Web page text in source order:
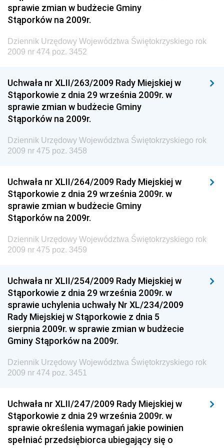
Dziennik Urzędowy Ministra Infrastruktury i Rozwoju
Dziennik Urzędowy Głównego Inspektoratu Ochrony
Środowiska
Dziennik Urzędowy Generalnej Dyrekcji Ochrony
Dziennik Urzędowy Ministerstwa Administracji,
Gospodarki Terenowej i Ochrony Środowiska
Dziennik Urzędowy Ministerstwa Administracji i
Gospodarki Przestrzennej
Dziennik Urzędowy Unii Europejskiej, L
Dziennik Urzędowy Ministerstwa Przemysłu
Chemicznego i Lekkiego
Dziennik Urzędowy Ministerstwa Rolnictwa i
Gospodarki Żywnościowej
Dziennik Urzędowy Ministra Rodziny, Pracy i Polityki
Społecznej
Dziennik Urzędowy Ministra Rozwoju
Dziennik Urzędowy Ministra Infrastruktury i
Budownictwa
Dziennik Urzędowy Ministra Gospodarki Morskiej i
Żeglugi Śródlądowej
Dziennik Urzędowy Ministra Energii
Dziennik Urzędowy Ministra Finansów
Dziennik Urzędowy Ministra Rozwoju i Finansów
Dziennik Urzędowy Wyższego Urzędu Górniczego
Dziennik Urzędowy Prezesa Urzędu Transportu
sprawie zmian w budżecie Gminy
Stąporków na 2009r.
Dziennik Urzędowy Województwa Świętokrzyskiego rok
2009 nr 474 poz. 3452
Uchwała nr XLII/263/2009 Rady Miejskiej w
Stąporkowie z dnia 29 września 2009r. w
sprawie zmian w budżecie Gminy
Stąporków na 2009r.
Dziennik Urzędowy Województwa Świętokrzyskiego rok
2009 nr 475 poz. 3458
Uchwała nr XLII/264/2009 Rady Miejskiej w
Stąporkowie z dnia 29 września 2009r. w
sprawie zmian w budżecie Gminy
Stąporków na 2009r.
Dziennik Urzędowy Województwa Świętokrzyskiego rok
2009 nr 475 poz. 3459
Uchwała nr XLII/254/2009 Rady Miejskiej w
Stąporkowie z dnia 29 września 2009r. w
sprawie uchylenia uchwały Nr XL/234/2009
Rady Miejskiej w Stąporkowie z dnia 5
sierpnia 2009r. w sprawie zmian w budżecie
Gminy Stąporków na 2009r.
Dziennik Urzędowy Województwa Świętokrzyskiego rok
2009 nr 474 poz. 3451
Uchwała nr XLII/247/2009 Rady Miejskiej w
Stąporkowie z dnia 29 września 2009r. w
sprawie określenia wymagań jakie powinien
spełniać przedsiębiorca ubiegający się o